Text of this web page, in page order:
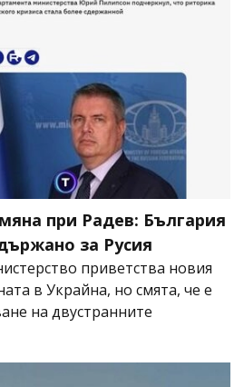
при Радев: България
за Русия
приветства новия
в Украйна, но смята, че е
на двустранните